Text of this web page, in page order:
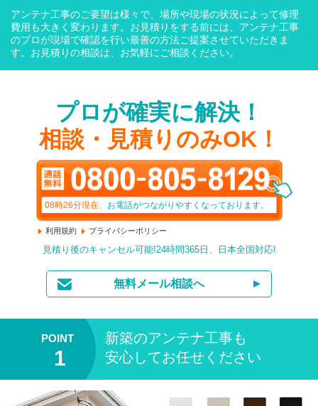
アンテナ工事のご要望は様々で、場所や現場の状況によって修理
費用も大きく変わります。お見積りをする前には、アンテナ工事
のプロが現場で確認を行い最善の方法ご提案させていただきま
す。お見積りの相談は、お気軽にご相談ください。
プロが確実に解決！
相談・見積りのみOK！
08時26分現在、 お電話がつながりやすくなっております。
利用規約 プライバシーポリシー
見積り後のキャンセル可能!24時間365日、日本全国対応!
無料メール相談へ
新築のアンテナ工事も
安心してお任せください